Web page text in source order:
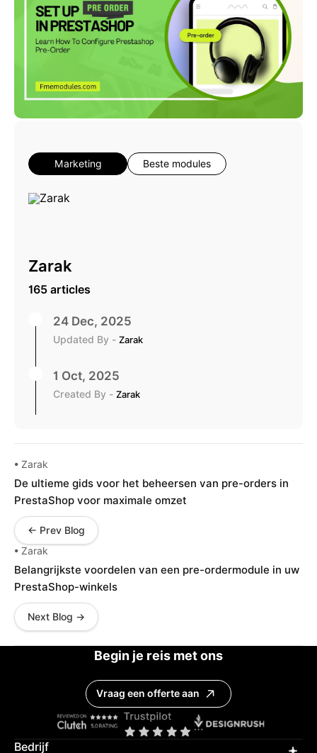
Marketing Beste modules
Zarak
165 articles
24 Dec, 2025
Updated By - Zarak
1 Oct, 2025
Created By - Zarak
• Zarak
De ultieme gids voor het beheersen van pre-orders in
PrestaShop voor maximale omzet
← Prev Blog
• Zarak
Belangrijkste voordelen van een pre-ordermodule in uw
PrestaShop-winkels
Next Blog →
Begin je reis met ons
Vraag een offerte aan
Bedrijf